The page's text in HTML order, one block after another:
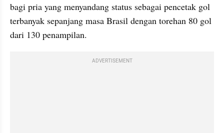
bagi pria yang menyandang status sebagai pencetak gol
terbanyak sepanjang masa Brasil dengan torehan 80 gol
dari 130 penampilan.
ADVERTISEMENT